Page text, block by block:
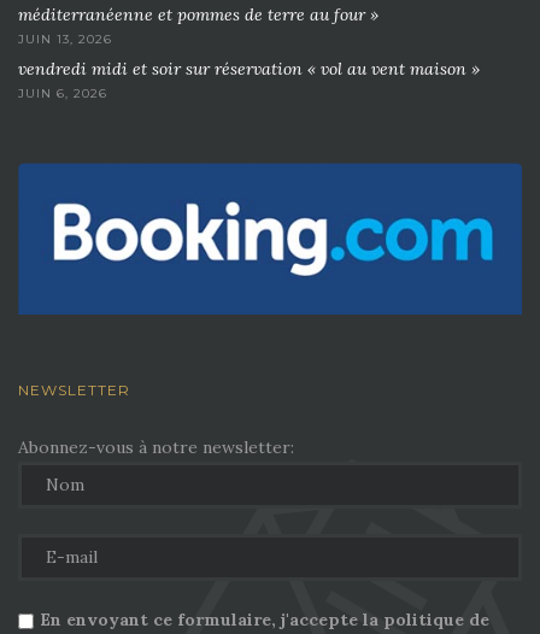
méditerranéenne et pommes de terre au four »
JUIN 13, 2026
vendredi midi et soir sur réservation « vol au vent maison »
JUIN 6, 2026
NEWSLETTER
Abonnez-vous à notre newsletter:
En envoyant ce formulaire, j'accepte la politique de